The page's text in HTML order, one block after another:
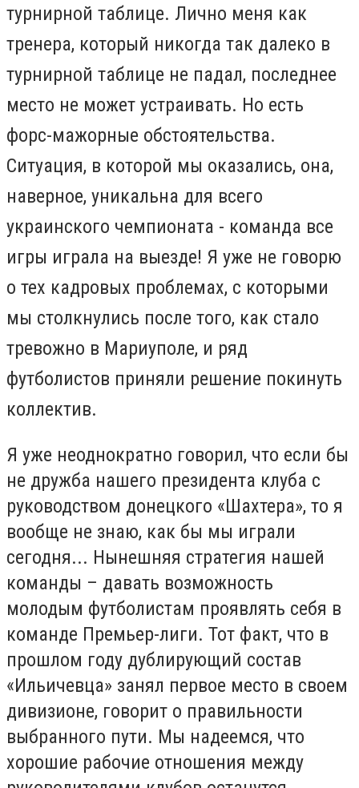
турнирной таблице. Лично меня как
тренера, который никогда так далеко в
турнирной таблице не падал, последнее
место не может устраивать. Но есть
форс-мажорные обстоятельства.
Ситуация, в которой мы оказались, она,
наверное, уникальна для всего
украинского чемпионата - команда все
игры играла на выезде! Я уже не говорю
о тех кадровых проблемах, с которыми
мы столкнулись после того, как стало
тревожно в Мариуполе, и ряд
футболистов приняли решение покинуть
коллектив.
Я уже неоднократно говорил, что если бы
не дружба нашего президента клуба с
руководством донецкого «Шахтера», то я
вообще не знаю, как бы мы играли
сегодня... Нынешняя стратегия нашей
команды – давать возможность
молодым футболистам проявлять себя в
команде Премьер-лиги. Тот факт, что в
прошлом году дублирующий состав
«Ильичевца» занял первое место в своем
дивизионе, говорит о правильности
выбранного пути. Мы надеемся, что
хорошие рабочие отношения между